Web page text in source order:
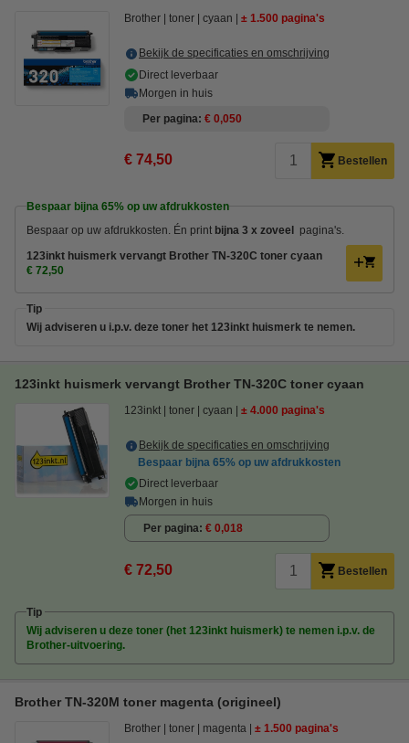
Brother toner cyaan ± 1.500 pagina's
Bekijk de specificaties en omschrijving
Direct leverbaar
Morgen in huis
Per pagina € 0,050
€ 74,50 Bestellen
Bespaar bijna 65% op uw afdrukkosten
Bespaar op uw afdrukkosten. Én print bijna 3 x zoveel pagina's.
123inkt huismerk vervangt Brother TN-320C toner cyaan
€ 72,50
Tip
Wij adviseren u i.p.v. deze toner het 123inkt huismerk te nemen.
123inkt huismerk vervangt Brother TN-320C toner cyaan
123inkt toner cyaan ± 4.000 pagina's
Bekijk de specificaties en omschrijving
Bespaar bijna 65% op uw afdrukkosten
Direct leverbaar
Morgen in huis
Per pagina € 0,018
€ 72,50 Bestellen
Tip
Wij adviseren u deze toner (het 123inkt huismerk) te nemen i.p.v. de
Brother-uitvoering.
Brother TN-320M toner magenta (origineel)
Brother toner magenta ± 1.500 pagina's